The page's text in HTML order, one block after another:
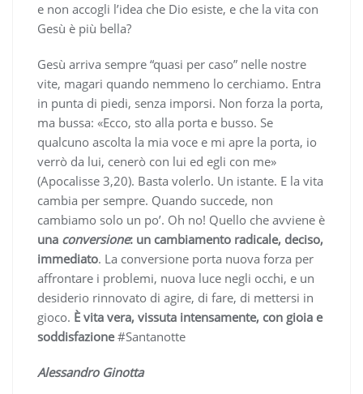
e non accogli l’idea che Dio esiste, e che la vita con
Gesù è più bella?
Gesù arriva sempre “quasi per caso” nelle nostre
vite, magari quando nemmeno lo cerchiamo. Entra
in punta di piedi, senza imporsi. Non forza la porta,
ma bussa: «Ecco, sto alla porta e busso. Se
qualcuno ascolta la mia voce e mi apre la porta, io
verrò da lui, cenerò con lui ed egli con me»
(Apocalisse 3,20). Basta volerlo. Un istante. E la vita
cambia per sempre. Quando succede, non
cambiamo solo un po’. Oh no! Quello che avviene è
una conversione: un cambiamento radicale, deciso,
immediato. La conversione porta nuova forza per
affrontare i problemi, nuova luce negli occhi, e un
desiderio rinnovato di agire, di fare, di mettersi in
gioco. È vita vera, vissuta intensamente, con gioia e
soddisfazione#Santanotte
Alessandro Ginotta